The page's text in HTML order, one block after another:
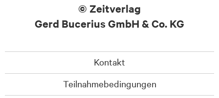
© Zeitverlag
Gerd Bucerius GmbH & Co. KG
Kontakt
Teilnahmebedingungen